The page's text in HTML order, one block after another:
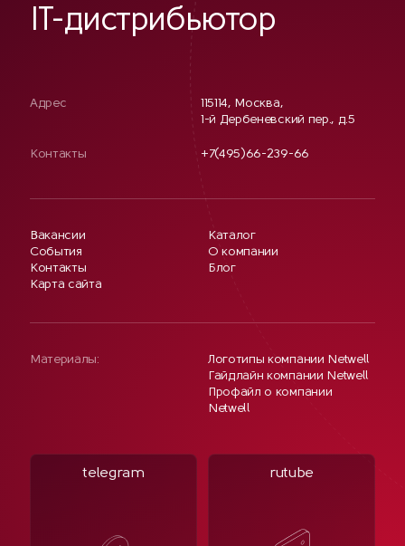
IT-дистрибьютор
Адрес
115114, Москва,
1-й Дербеневский пер., д.5
Контакты +7(495)66-239-66
Вакансии
События
Контакты
Карта сайта
Каталог
О компании
Блог
Материалы:
Логотипы компании Netwell
Гайдлайн компании Netwell
Профайл о компании
Netwell
telegram rutube